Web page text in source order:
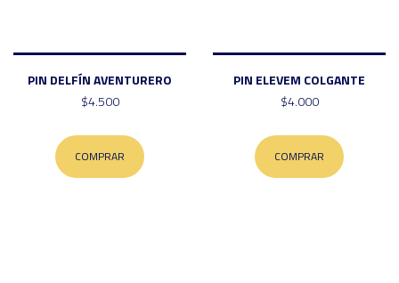
PIN DELFÍN AVENTURERO
$4.500
COMPRAR
PIN ELEVEM COLGANTE
$4.000
COMPRAR